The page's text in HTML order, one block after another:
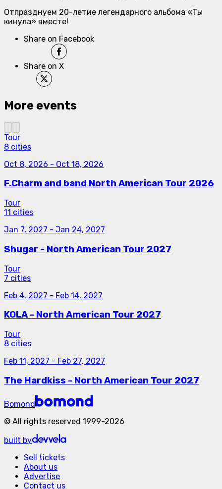
Отпразднуем 20-летие легендарного альбома «Ты
кинула» вместе!
Share on Facebook
Share on X
More events
Tour
8 cities
Oct 8, 2026 - Oct 18, 2026
F.Charm and band North American Tour 2026
Tour
11 cities
Jan 7, 2027 - Jan 24, 2027
Shugar - North American Tour 2027
Tour
7 cities
Feb 4, 2027 - Feb 14, 2027
KOLA - North American Tour 2027
Tour
8 cities
Feb 11, 2027 - Feb 27, 2027
The Hardkiss - North American Tour 2027
Bomond
© All rights reserved 1999-2026
built by
Sell tickets
About us
Advertise
Contact us